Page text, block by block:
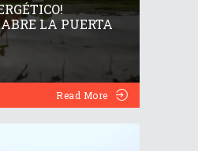
LA PUERTA
Read More